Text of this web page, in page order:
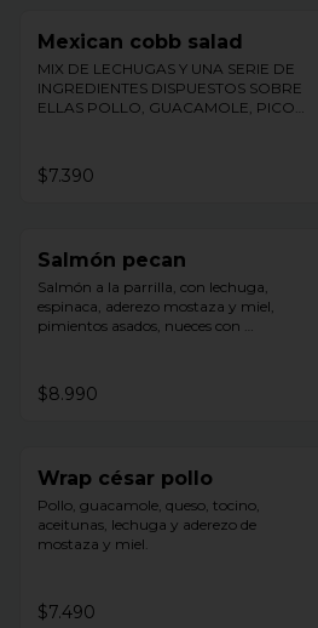
Mexican cobb salad
MIX DE LECHUGAS Y UNA SERIE DE
INGREDIENTES DISPUESTOS SOBRE
ELLAS POLLO, GUACAMOLE, PICO
NUESTRO ADEREZO DE MOSTAZA Y
MIEL.
$7.390
Salmón pecan
Salmón a la parrilla, con lechuga,
espinaca, aderezo mostaza y miel,
pimientos asados, nueces con
$8.990
Wrap césar pollo
Pollo, guacamole, queso, tocino,
aceitunas, lechuga y aderezo de
mostaza y miel.
$7.490